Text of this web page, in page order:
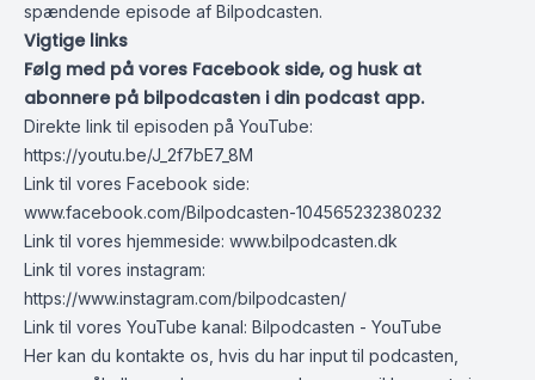
spændende episode af Bilpodcasten.
Vigtige links
Følg med på vores Facebook side, og husk at
abonnere på bilpodcasten i din podcast app.
Direkte link til episoden på YouTube:
https://youtu.be/J_2f7bE7_8M
Link til vores Facebook side:
www.facebook.com/Bilpodcasten-104565232380232
Link til vores hjemmeside: www.bilpodcasten.dk
Link til vores instagram:
https://www.instagram.com/bilpodcasten/
Link til vores YouTube kanal: Bilpodcasten - YouTube
Her kan du kontakte os, hvis du har input til podcasten,